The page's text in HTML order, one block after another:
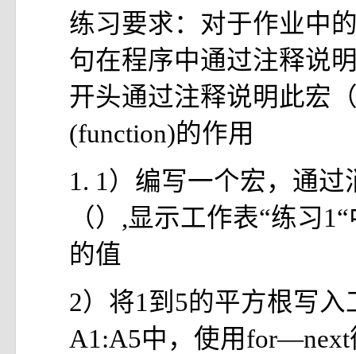
练习要求：对于作业中
句在程序中通过注释说
开头通过注释说明此宏
(function)的作用
1. 1）编写一个宏，通过
（）,显示工作表“练习
的值
2）将1到5的平方根写入
A1:A5中，使用for—next